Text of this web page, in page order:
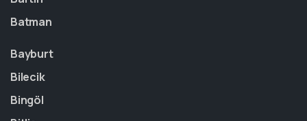
Batman
Bayburt
Bilecik
Bingöl